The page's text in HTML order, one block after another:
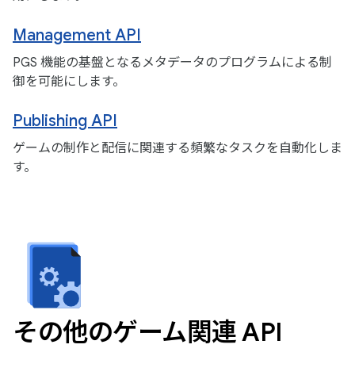
Management API
PGS 機能の基盤となるメタデータのプログラムによる制
御を可能にします。
Publishing API
ゲームの制作と配信に関連する頻繁なタスクを自動化しま
す。
その他のゲーム関連 API